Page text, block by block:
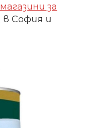
магазини за
в София и